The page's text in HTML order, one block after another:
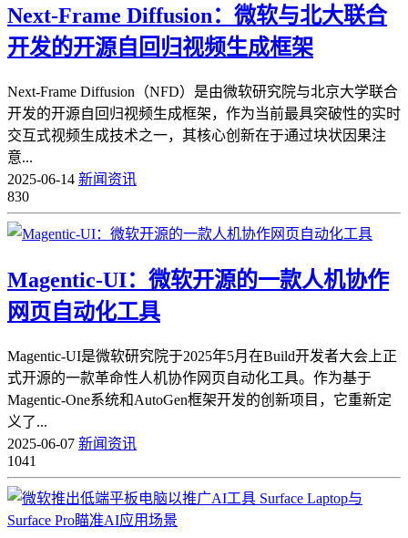
Next-Frame Diffusion：微软与北大联合
开发的开源自回归视频生成框架
Next-Frame Diffusion（NFD）是由微软研究院与北京大学联合
开发的开源自回归视频生成框架，作为当前最具突破性的实时
交互式视频生成技术之一，其核心创新在于通过块状因果注
意...
2025-06-14 新闻资讯
830
Magentic-UI：微软开源的一款人机协作
网页自动化工具
Magentic-UI是微软研究院于2025年5月在Build开发者大会上正
式开源的一款革命性人机协作网页自动化工具。作为基于
Magentic-One系统和AutoGen框架开发的创新项目，它重新定
义了...
2025-06-07 新闻资讯
1041